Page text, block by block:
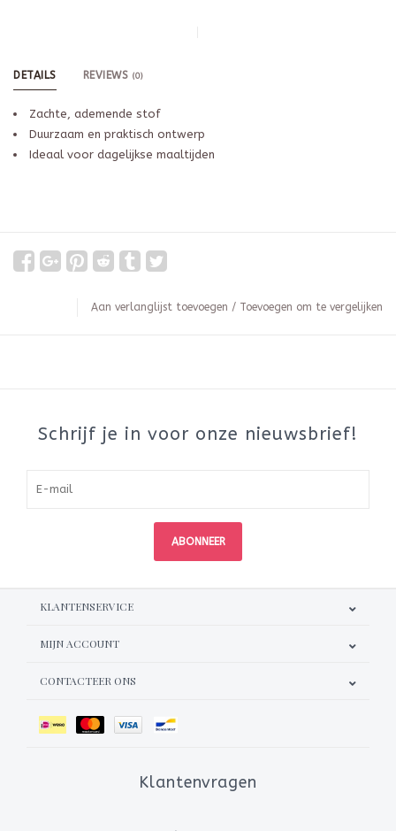
DETAILS REVIEWS (0)
Zachte, ademende stof
Duurzaam en praktisch ontwerp
Ideaal voor dagelijkse maaltijden
Aan verlanglijst toevoegen / Toevoegen om te vergelijken
Schrijf je in voor onze nieuwsbrief!
ABONNEER
KLANTENSERVICE
MIJN ACCOUNT
CONTACTEER ONS
Klantenvragen